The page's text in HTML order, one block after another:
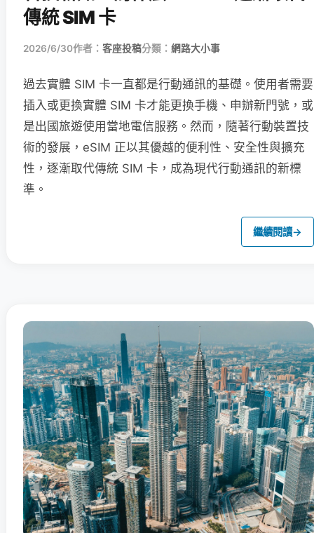
傳統 SIM 卡
2026/6/30作者： 客座投稿分類： 網路大小事
過去實體 SIM 卡一直都是行動通訊的基礎。使用者需要
插入或更換實體 SIM 卡才能更換手機、申辦新門號，或
是出國旅遊使用當地電信服務。然而，隨著行動裝置技
術的發展，eSIM 正以其優越的便利性、安全性與擴充
性，逐漸取代傳統 SIM 卡，成為現代行動通訊的新標
準。
繼續閱讀→